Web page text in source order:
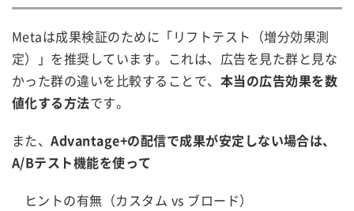
Metaは成果検証のために「リフトテスト（増分効果測
定）」を推奨しています。これは、広告を見た群と見な
かった群の違いを比較することで、 本当の広告効果を数
値化する方法です。
また、Advantage+の配信で成果が安定しない場合は、
A/Bテスト機能を使って
ヒントの有無（カスタム vs ブロード）